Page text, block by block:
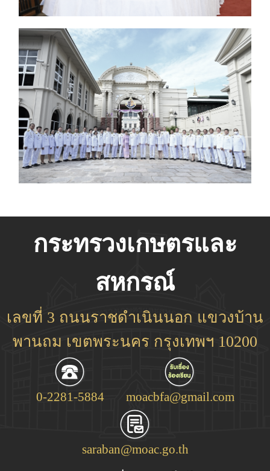
กระทรวงเกษตรและ
สหกรณ์
เลขที่ 3 ถนนราชดำเนินนอก แขวงบ้าน
พานถม เขตพระนคร กรุงเทพฯ 10200
0-2281-5884 moacbfa@gmail.com
saraban@moac.go.th